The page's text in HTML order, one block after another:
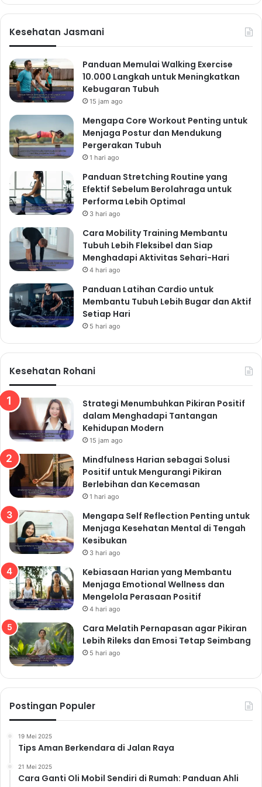
Kuncinya adalah menemukan aktivitas fisik yang Anda
nikmati sehingga Anda akan lebih termotivasi untuk
melakukannya secara konsisten. Jangan ragu untuk
mencoba berbagai aktivitas hingga menemukan yang
paling sesuai dengan minat dan kemampuan Anda.
Gabungkan aktivitas yang menyenangkan dengan
teman atau keluarga untuk menambah keseruan.
Konsistensi Adalah Kunci
Konsistensi lebih penting daripada intensitas. Lebih
baik melakukan olahraga ringan secara teratur
daripada olahraga berat sekali-sekali. Targetkan
minimal 30 menit aktivitas fisik sedang hampir setiap
hari. Jika Anda memiliki waktu terbatas, bagi aktivitas
tersebut menjadi beberapa sesi pendek sepanjang
hari.
Manajemen Stres yang
Efektif
Stres adalah faktor utama yang dapat memengaruhi
kesehatan fisik dan mental. Penting untuk mengelola
stres secara efektif untuk menjaga keseimbangan
Read Also:
"Ingin Selalu Sehat dan Fit? Ini 10 Kebiasaan
Sehari-hari yang Wajib Kamu Terapkan
Secara Konsisten"
"Pola Hidup Sehat untuk Anda yang Sibuk:
Tips Agar Tetap Bugar, Segar, dan Enerjik
Setiap Hari Tanpa Ribet"
"Rahasia Konsisten Menjaga Kesehatan:
Panduan Pola Hidup Sehat Harian yang
Mudah Dilakukan Semua Orang"
Teknik Relaksasi
Praktikkan teknik relaksasi seperti meditasi, yoga, atau
pernapasan dalam untuk mengurangi tingkat stres.
Luangkan waktu beberapa menit setiap hari untuk
menenangkan pikiran dan tubuh.
Cukup Tidur
dan mental. Kurang tidur dapat meningkatkan risiko
berbagai penyakit, termasuk obesitas, penyakit
setiap malam.
Hobi dan Aktivitas
Menyenangkan
Kesehatan Jasmani
Panduan Memulai Walking Exercise
10.000 Langkah untuk Meningkatkan
Kebugaran Tubuh
15 jam ago
Mengapa Core Workout Penting untuk
Menjaga Postur dan Mendukung
Pergerakan Tubuh
1 hari ago
Panduan Stretching Routine yang
Efektif Sebelum Berolahraga untuk
Performa Lebih Optimal
3 hari ago
Cara Mobility Training Membantu
Tubuh Lebih Fleksibel dan Siap
Menghadapi Aktivitas Sehari-Hari
4 hari ago
Panduan Latihan Cardio untuk
Membantu Tubuh Lebih Bugar dan Aktif
Setiap Hari
5 hari ago
Kesehatan Rohani
Strategi Menumbuhkan Pikiran Positif
dalam Menghadapi Tantangan
Kehidupan Modern
15 jam ago
Mindfulness Harian sebagai Solusi
Positif untuk Mengurangi Pikiran
Berlebihan dan Kecemasan
1 hari ago
Mengapa Self Reflection Penting untuk
Menjaga Kesehatan Mental di Tengah
Kesibukan
3 hari ago
Kebiasaan Harian yang Membantu
Menjaga Emotional Wellness dan
Mengelola Perasaan Positif
4 hari ago
Cara Melatih Pernapasan agar Pikiran
Lebih Rileks dan Emosi Tetap Seimbang
5 hari ago
Postingan Populer
19 Mei 2025
Tips Aman Berkendara di Jalan Raya
21 Mei 2025
Cara Ganti Oli Mobil Sendiri di Rumah: Panduan Ahli